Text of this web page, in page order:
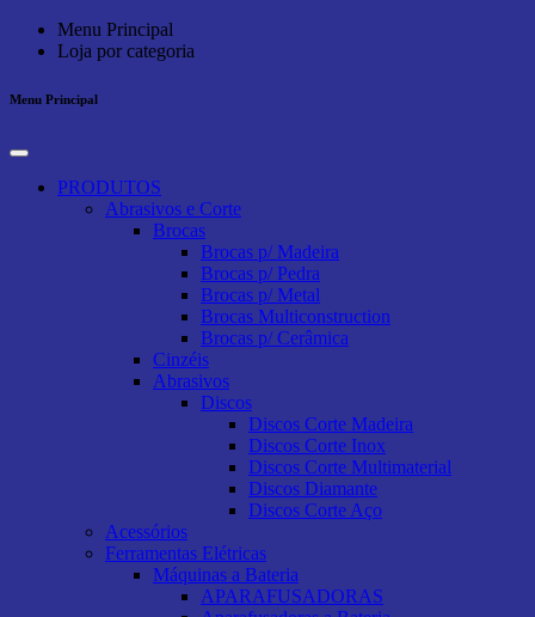
Menu Principal
Loja por categoria
Menu Principal
PRODUTOS
Abrasivos e Corte
Brocas
Brocas p/ Madeira
Brocas p/ Pedra
Brocas p/ Metal
Brocas Multiconstruction
Brocas p/ Cerâmica
Cinzéis
Abrasivos
Discos
Discos Corte Madeira
Discos Corte Inox
Discos Corte Multimaterial
Discos Diamante
Discos Corte Aço
Acessórios
Ferramentas Elétricas
Máquinas a Bateria
APARAFUSADORAS